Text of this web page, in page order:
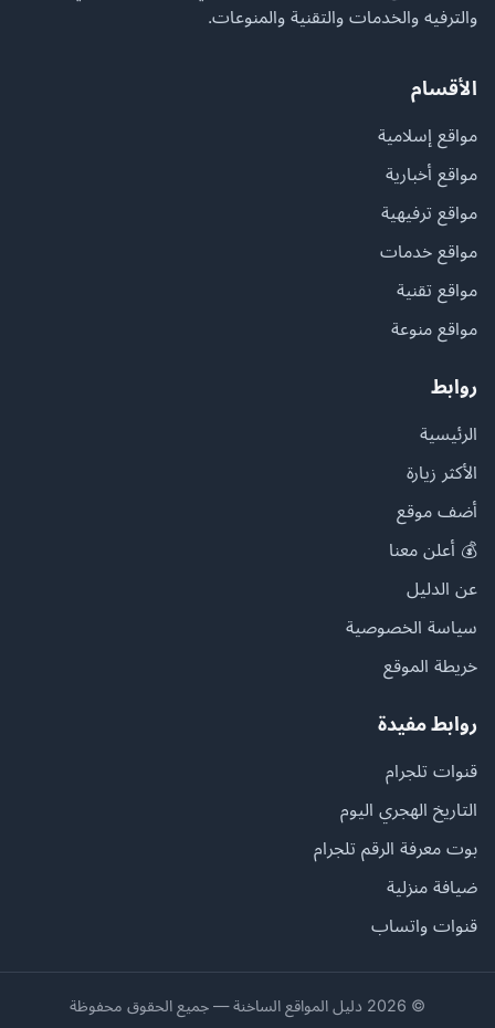
والترفيه والخدمات والتقنية والمنوعات.
الأقسام
مواقع إسلامية
مواقع أخبارية
مواقع ترفيهية
مواقع خدمات
مواقع تقنية
مواقع منوعة
روابط
الرئيسية
الأكثر زيارة
أضف موقع
💰 أعلن معنا
عن الدليل
سياسة الخصوصية
خريطة الموقع
روابط مفيدة
قنوات تلجرام
التاريخ الهجري اليوم
بوت معرفة الرقم تلجرام
ضيافة منزلية
قنوات واتساب
© 2026 دليل المواقع الساخنة — جميع الحقوق محفوظة